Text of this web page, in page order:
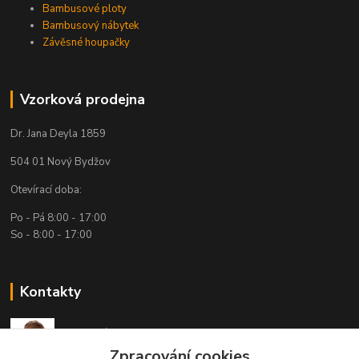
Bambusové ploty
Bambusový nábytek
Závěsné houpačky
Vzorková prodejna
Dr. Jana Deyla 1859
504 01 Nový Bydžov
Otevírací doba:
Po - Pá 8:00 - 17:00
So - 8:00 - 17:00
Kontakty
Technická podpora